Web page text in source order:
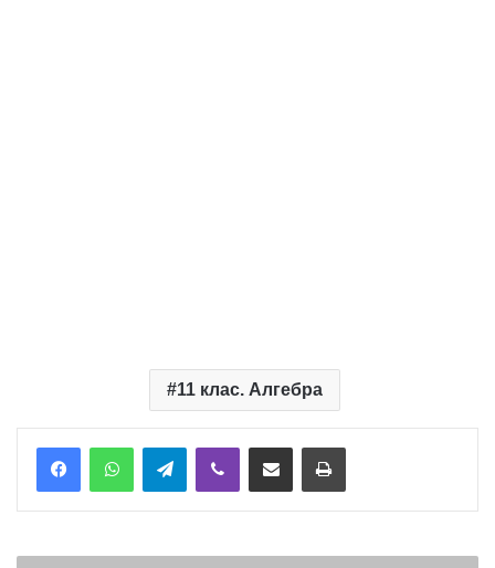
11 клас. Алгебра
TelegramViber Надіслати електронною поштоюНадрукувати